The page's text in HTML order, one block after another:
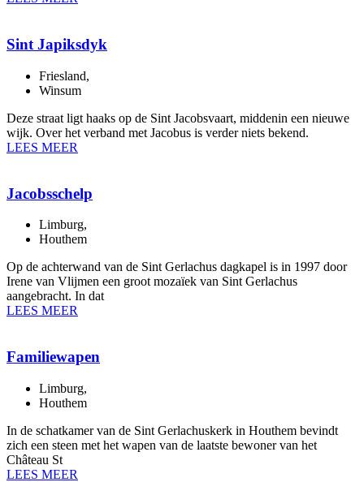
Sint Japiksdyk
Friesland,
Winsum
Deze straat ligt haaks op de Sint Jacobsvaart, middenin een nieuwe
wijk. Over het verband met Jacobus is verder niets bekend.
LEES MEER
Jacobsschelp
Limburg,
Houthem
Op de achterwand van de Sint Gerlachus dagkapel is in 1997 door
Irene van Vlijmen een groot mozaïek van Sint Gerlachus
aangebracht. In dat
LEES MEER
Familiewapen
Limburg,
Houthem
In de schatkamer van de Sint Gerlachuskerk in Houthem bevindt
zich een steen met het wapen van de laatste bewoner van het
Château St
LEES MEER